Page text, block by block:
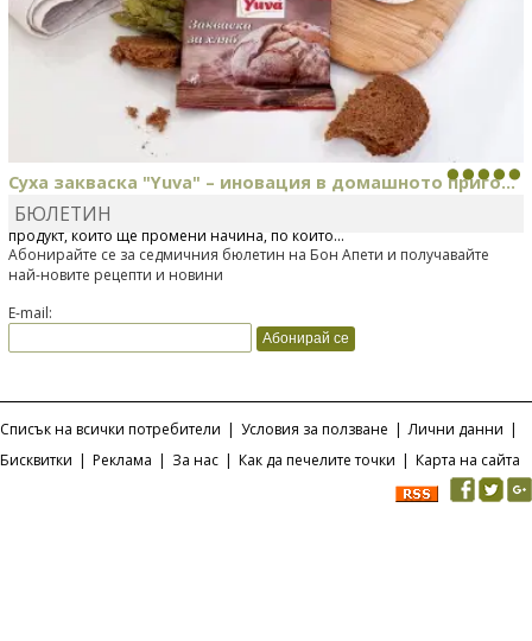
Суха закваска "Yuva" – иновация в домашното приго...
Отскоро Лесафр България стартира предлагането на изцяло нов
продукт, който ще промени начина, по който...
БЮЛЕТИН
Абонирайте се за седмичния бюлетин на Бон Апети и получавайте
най-новите рецепти и новини
E-mail:
Списък на всички потребители | Условия за ползване | Лични данни |
Бисквитки | Реклама | За нас | Как да печелите точки | Карта на сайта